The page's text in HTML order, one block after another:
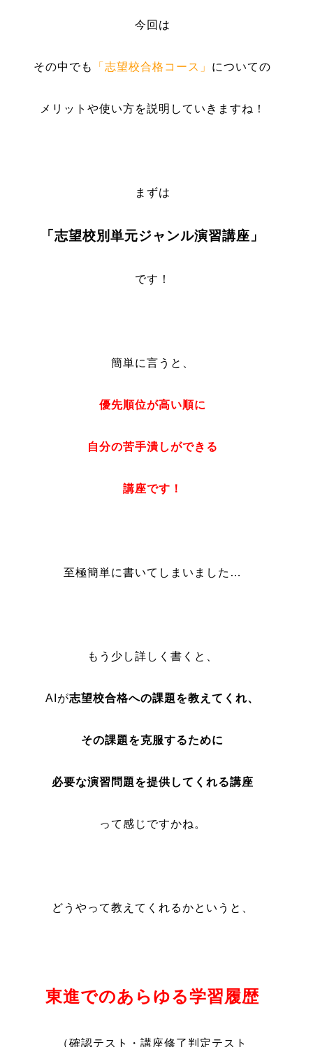
今回は
その中でも 「志望校合格コース」 についての
メリットや使い方を説明していきますね！
まずは
「志望校別単元ジャンル演習講座」
です！
簡単に言うと、
優先順位が高い順に
自分の苦手潰しができる
講座です！
至極簡単に書いてしまいました…
もう少し詳しく書くと、
AIが志望校合格への課題を教えてくれ、
その課題を克服するために
必要な演習問題を提供してくれる講座
って感じですかね。
どうやって教えてくれるかというと、
東進でのあらゆる学習履歴
（確認テスト・講座修了判定テスト